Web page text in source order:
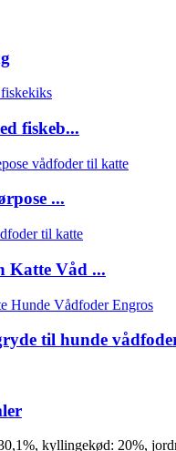
fiskeb...
...
Katte Våd ...
til hunde
kyllingekød: 20%,